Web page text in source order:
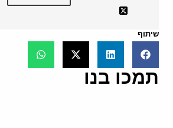
שיתוף
תמכו בנו